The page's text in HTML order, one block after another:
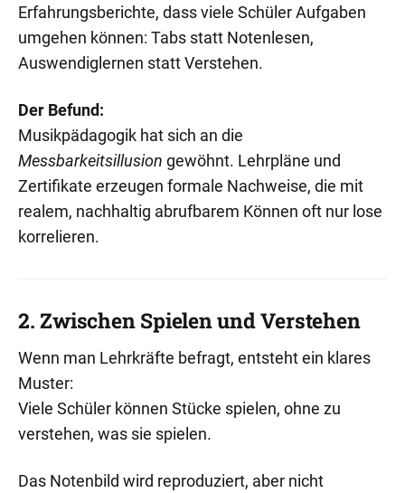
Erfahrungsberichte, dass viele Schüler Aufgaben
umgehen können: Tabs statt Notenlesen,
Auswendiglernen statt Verstehen.
Der Befund:
Musikpädagogik hat sich an die
Messbarkeitsillusion gewöhnt. Lehrpläne und
Zertifikate erzeugen formale Nachweise, die mit
realem, nachhaltig abrufbarem Können oft nur lose
korrelieren.
2. Zwischen Spielen und Verstehen
Wenn man Lehrkräfte befragt, entsteht ein klares
Muster:
Viele Schüler können Stücke spielen, ohne zu
verstehen, was sie spielen.
Das Notenbild wird reproduziert, aber nicht